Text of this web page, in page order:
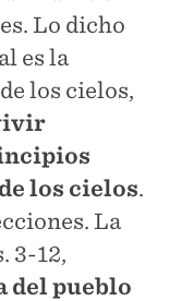
Lo dicho
es la
los cielos,
los cielos.
La
3-12,
del pueblo